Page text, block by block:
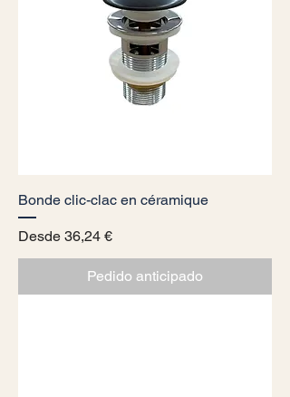
Bonde clic-clac en céramique
Desde 36,24 €
Precio de oferta
Pedido anticipado